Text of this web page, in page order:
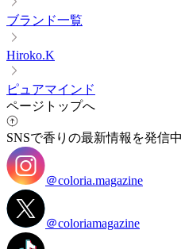
ブランド一覧
Hiroko.K
ピュアマインド
ページトップへ
SNSで香りの最新情報を発信
＠coloria.magazine
＠coloriamagazine